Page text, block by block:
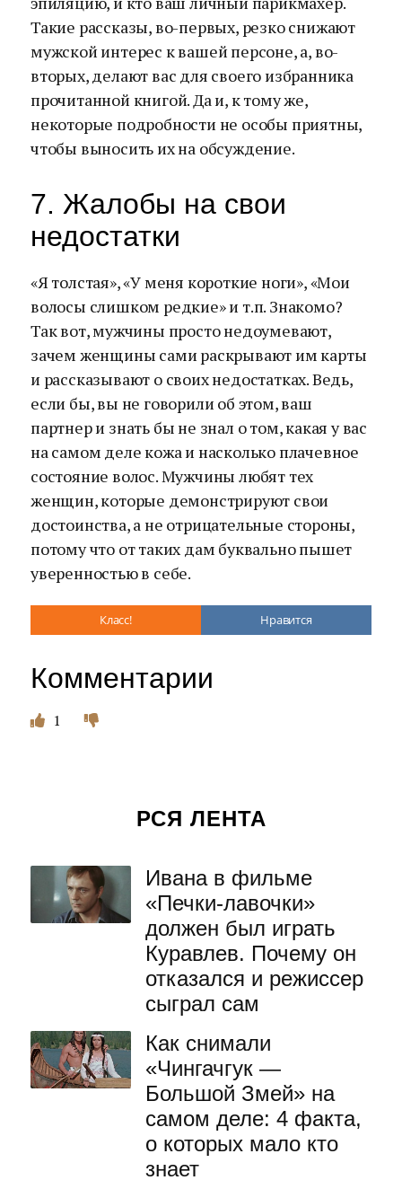
Такие рассказы, во-первых, резко снижают
мужской интерес к вашей персоне, а, во-
вторых, делают вас для своего избранника
прочитанной книгой. Да и, к тому же,
некоторые подробности не особы приятны,
чтобы выносить их на обсуждение.
7. Жалобы на свои
недостатки
«Я толстая», «У меня короткие ноги», «Мои
волосы слишком редкие» и т.п. Знакомо?
Так вот, мужчины просто недоумевают,
зачем женщины сами раскрывают им карты
и рассказывают о своих недостатках. Ведь,
если бы, вы не говорили об этом, ваш
партнер и знать бы не знал о том, какая у вас
на самом деле кожа и насколько плачевное
состояние волос. Мужчины любят тех
женщин, которые демонстрируют свои
достоинства, а не отрицательные стороны,
потому что от таких дам буквально пышет
уверенностью в себе.
Класс! Нравится
Комментарии
1
РСЯ ЛЕНТА
Ивана в фильме
«Печки-лавочки»
должен был играть
Куравлев. Почему он
отказался и режиссер
сыграл сам
Как снимали
«Чингачгук —
Большой Змей» на
самом деле: 4 факта,
о которых мало кто
знает